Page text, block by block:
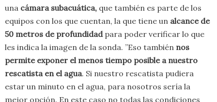
una cámara subacuática, que también es parte de los
equipos con los que cuentan, la que tiene un alcance de
50 metros de profundidadpara poder verificar lo que
les indica la imagen de la sonda. ”Eso también nos
permite exponer el menos tiempo posible a nuestro
rescatista en el agua. Si nuestro rescatista pudiera
estar un minuto en el agua, para nosotros sería la
mejor opción. En este caso no todas las condiciones